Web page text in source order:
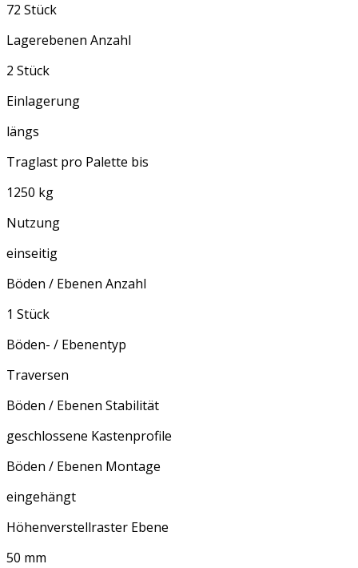
72 Stück
Lagerebenen Anzahl
2 Stück
Einlagerung
längs
Traglast pro Palette bis
1250 kg
Nutzung
einseitig
Böden / Ebenen Anzahl
1 Stück
Böden- / Ebenentyp
Traversen
Böden / Ebenen Stabilität
geschlossene Kastenprofile
Böden / Ebenen Montage
eingehängt
Höhenverstellraster Ebene
50 mm